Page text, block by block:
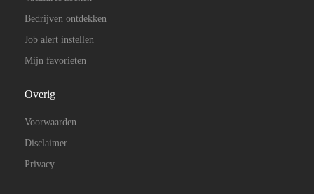
Bedrijven ontdekken
Job alert instellen
Mijn favorieten
Overig
Voorwaarden
Disclaimer
Privacy